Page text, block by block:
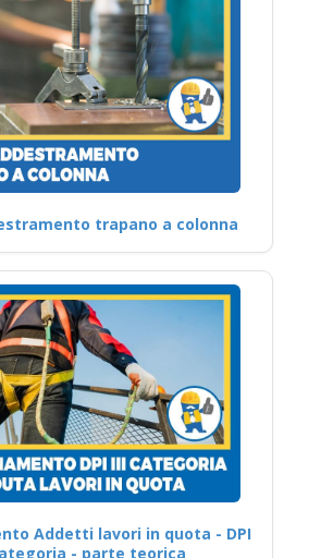
trapano a colonna
Addetti lavori in quota - DPI
- parte teorica